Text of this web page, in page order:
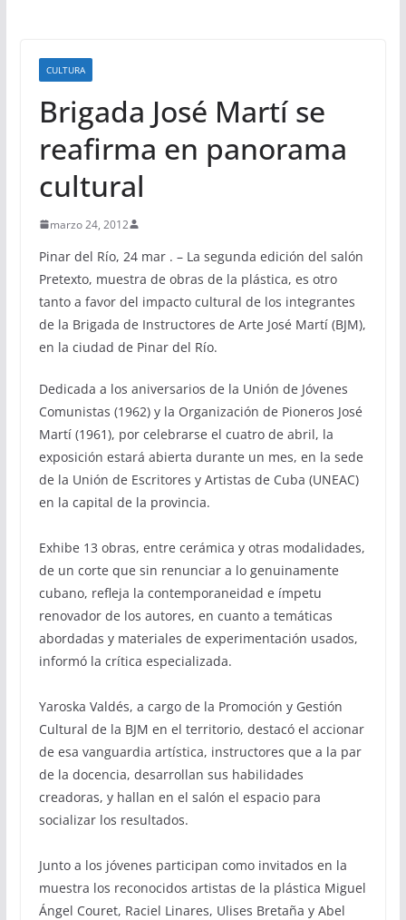
CULTURA
Brigada José Martí se
reafirma en panorama
cultural
marzo 24, 2012
Pinar del Río, 24 mar . – La segunda edición del salón
Pretexto, muestra de obras de la plástica, es otro
tanto a favor del impacto cultural de los integrantes
de la Brigada de Instructores de Arte José Martí (BJM),
en la ciudad de Pinar del Río.
Dedicada a los aniversarios de la Unión de Jóvenes
Comunistas (1962) y la Organización de Pioneros José
Martí (1961), por celebrarse el cuatro de abril, la
exposición estará abierta durante un mes, en la sede
de la Unión de Escritores y Artistas de Cuba (UNEAC)
en la capital de la provincia.
Exhibe 13 obras, entre cerámica y otras modalidades,
de un corte que sin renunciar a lo genuinamente
cubano, refleja la contemporaneidad e ímpetu
renovador de los autores, en cuanto a temáticas
abordadas y materiales de experimentación usados,
informó la crítica especializada.
Yaroska Valdés, a cargo de la Promoción y Gestión
Cultural de la BJM en el territorio, destacó el accionar
de esa vanguardia artística, instructores que a la par
de la docencia, desarrollan sus habilidades
creadoras, y hallan en el salón el espacio para
socializar los resultados.
Junto a los jóvenes participan como invitados en la
muestra los reconocidos artistas de la plástica Miguel
Ángel Couret, Raciel Linares, Ulises Bretaña y Abel